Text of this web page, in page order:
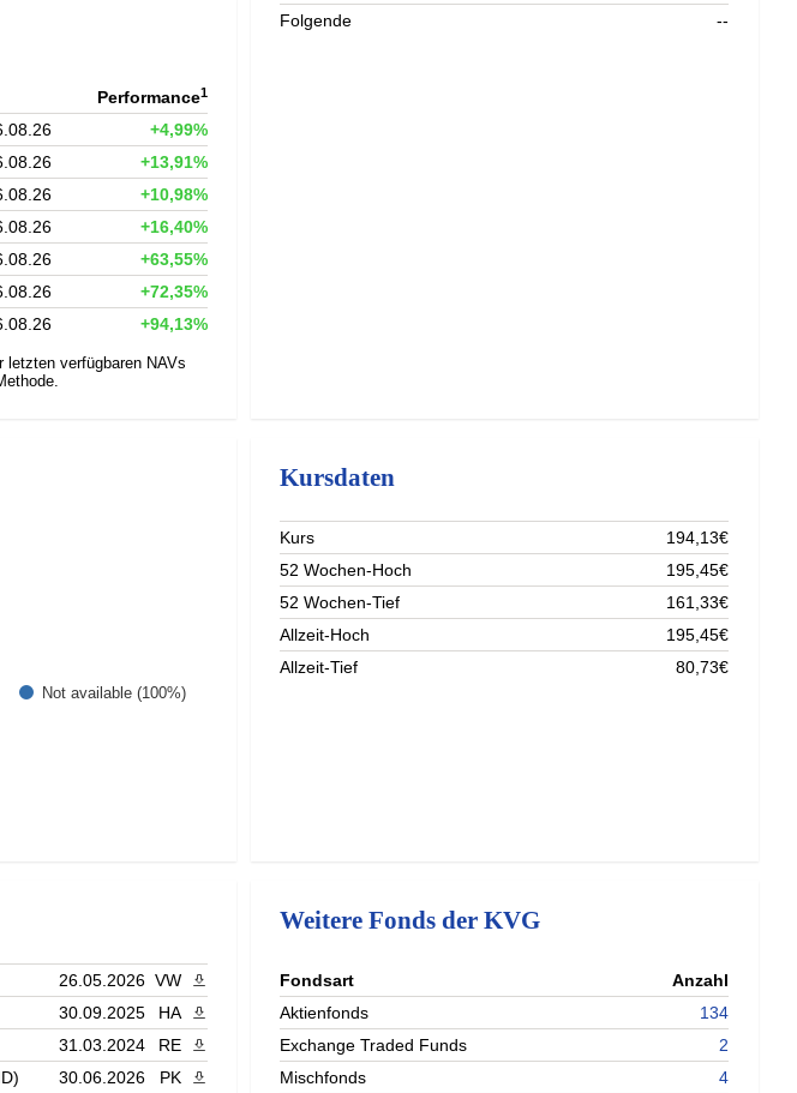
Performance1
+4,99%
+13,91%
+10,98%
+16,40%
+63,55%
+72,35%
+94,13%
letzten verfügbaren NAVs
Folgende
--
Not available (100%)
Kursdaten
Kurs
194,13€
52 Wochen-Hoch
195,45€
52 Wochen-Tief
161,33€
Allzeit-Hoch
195,45€
Allzeit-Tief
80,73€
26.05.2026 VW
PDF herunterladen
30.09.2025 HA
PDF herunterladen
31.03.2024 RE
PDF herunterladen
30.06.2026 PK PDF herunterladen
Weitere Fonds der KVG
Fondsart
Anzahl
Aktienfonds
134
Exchange Traded Funds
2
Mischfonds
4